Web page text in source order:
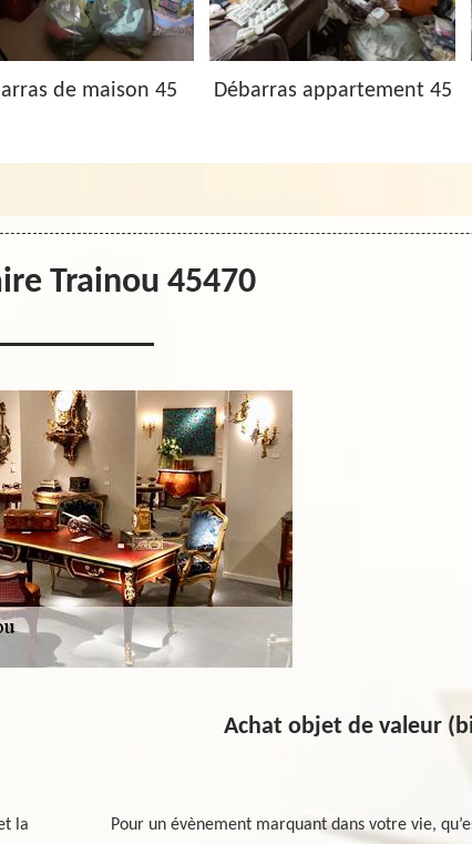
de maison 45 Débarras appartement 45
Trainou 45470
la
Achat objet de valeur
Pour un évènement marquant dans votre vie,